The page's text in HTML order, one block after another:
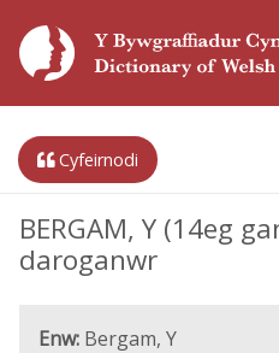
Cyfeirnodi
BERGAM, Y (14eg
daroganwr
Enw: Bergam, Y